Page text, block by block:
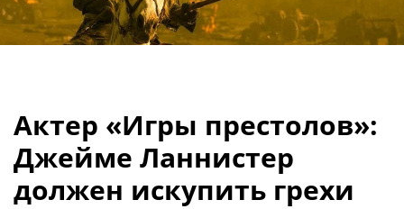
Актер «Игры престолов»:
Джейме Ланнистер
должен искупить грехи